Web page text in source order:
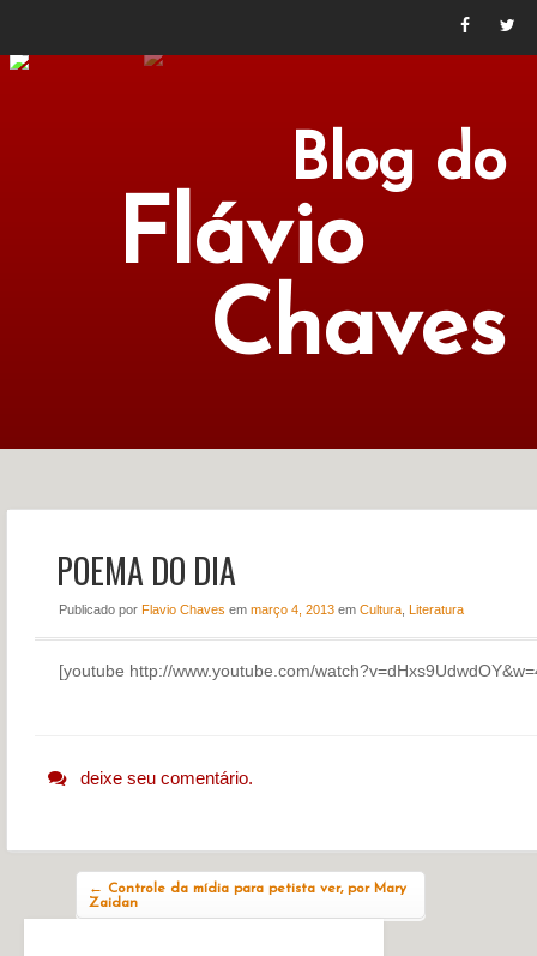
Blog do
Flávio
Chaves
CONTATO
POEMA DO DIA
Publicado por Flavio Chaves em março 4, 2013em Cultura, Literatura
[youtube http://www.youtube.com/
deixe seu comentário.
← Controle da mídia para petista ver, por Mary
Zaidan